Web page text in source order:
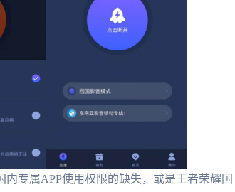
专属APP使用权限的缺失，或是王者荣耀国